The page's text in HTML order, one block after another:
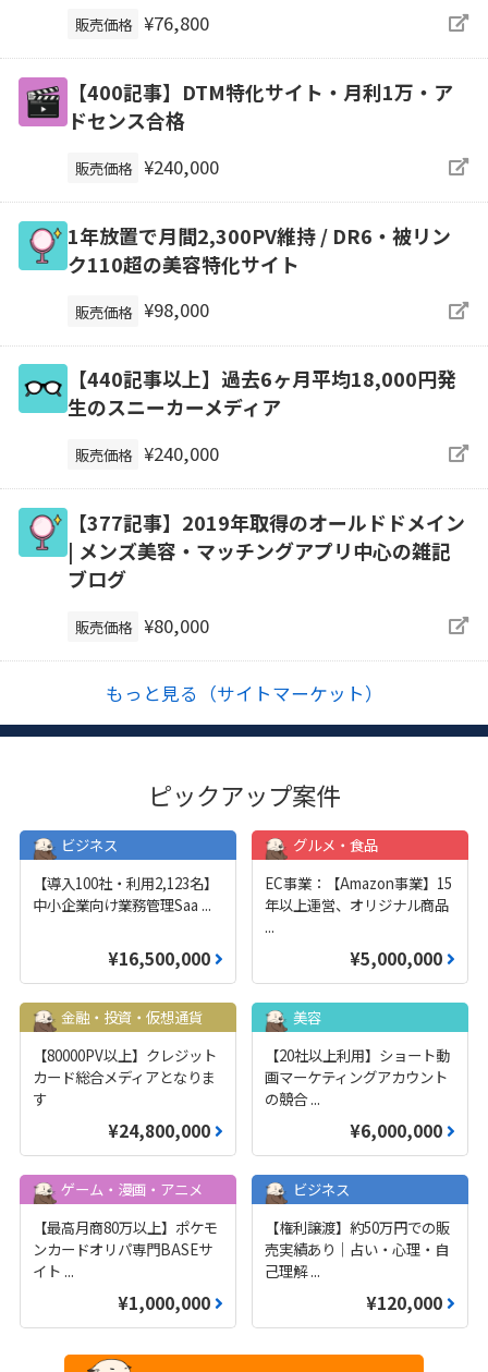
販売価格 ¥76,800
【400記事】DTM特化サイト・月利1万・ア
ドセンス合格
販売価格 ¥240,000
1年放置で月間2,300PV維持 / DR6・被リン
ク110超の美容特化サイト
販売価格 ¥98,000
【440記事以上】過去6ヶ月平均18,000円発
生のスニーカーメディア
販売価格 ¥240,000
【377記事】2019年取得のオールドドメイン
| メンズ美容・マッチングアプリ中心の雑記
ブログ
販売価格 ¥80,000
もっと見る（サイトマーケット）
ピックアップ案件
ビジネス
【導入100社・利用2,123名】
中小企業向け業務管理Saa ...
¥16,500,000
グルメ・食品
EC事業：【Amazon事業】15
年以上運営、オリジナル商品
...
¥5,000,000
金融・投資・仮想通貨
【80000PV以上】クレジット
カード総合メディアとなりま
す
¥24,800,000
美容
【20社以上利用】ショート動
画マーケティングアカウント
の競合...
¥6,000,000
ゲーム・漫画・アニメ
【最高月商80万以上】ポケモ
ンカードオリパ専門BASEサ
イト ...
¥1,000,000
ビジネス
【権利譲渡】約50万円での販
売実績あり｜占い・心理・自
己理解...
¥120,000